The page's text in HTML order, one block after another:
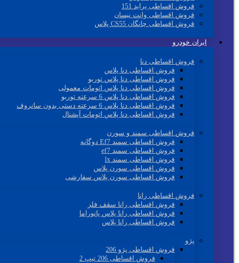
فروش اقساطی پراید 151
فروش اقساطی وانت نیسان
فروش اقساطی چانگان CS55 پلاس
ایران خودرو
فروش اقساطی دنا
فروش اقساطی دنا پلاس
فروش اقساطی دنا پلاس توربو
فروش اقساطی دنا پلاس اتومات معمولی
فروش اقساطی دنا پلاس 6 سرعته توربو
فروش اقساطی دنا پلاس 6 سرعته دستی بدون سانروف
فروش اقساطی دنا پلاس اتومات آپشنال
فروش اقساطی سمند و سورن
فروش اقساطی سمند Ef7 دوگانه
فروش اقساطی سمند ef7
فروش اقساطی سمند lx
فروش اقساطی سورن پلاس
فروش اقساطی سورن پلاس سفارشی
فروش اقساطی رانا
فروش اقساطی رانا سقف فلز
فروش اقساطی رانا پلاس پانوراما
فروش اقساطی رانا پلاس
پژو
فروش اقساطی پژو 206
فروش اقساطی 206 تیپ 2